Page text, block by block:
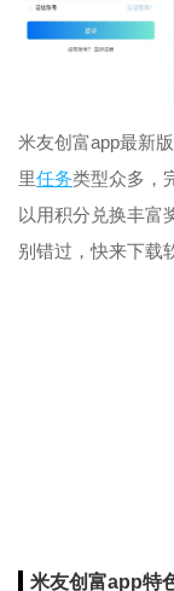
米友创富app最新
里任务类型众多，
以用积分兑换丰富
别错过，快来下载
米友创富app特